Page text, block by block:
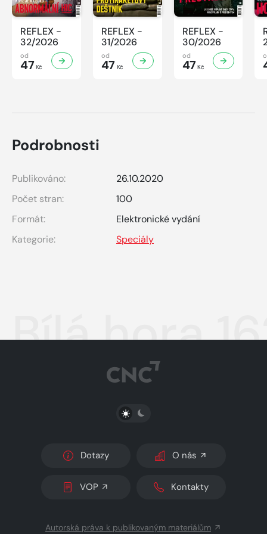
REFLEX -
32/2026
od
47 Kč
REFLEX -
31/2026
od
47 Kč
REFLEX -
30/2026
od
47Kč
Podrobnosti
Publikováno:
26.10.2020
Počet stran:
100
Formát:
Elektronické vydání
Kategorie:
Speciály
Bílá hora
PŘEPNOUT SVĚTLÝ/TMAVÝ REŽIM
Dotazy O nás
VOP Kontakty
Autorská práva k publikovaným materiálům